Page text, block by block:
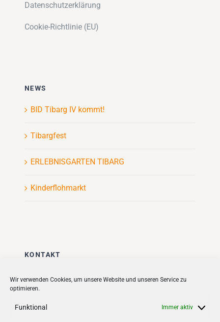
Wir verwenden Cookies, um unsere Website und unseren Service zu
optimieren.
Funktional Immer aktiv
Datenschutzerklärung
Cookie-Richtlinie (EU)
NEWS
BID Tibarg IV kommt!
Tibargfest
ERLEBNISGARTEN TIBARG
Kinderflohmarkt
KONTAKT
Stadt + Handel City- und
Quartiersmanagement